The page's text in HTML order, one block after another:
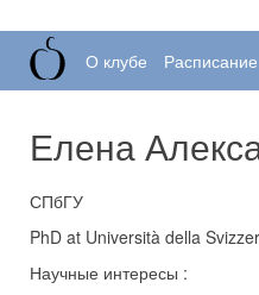
О клубе Расписание
Елена
СПбГУ
PhD at Università della
Научные интересы :